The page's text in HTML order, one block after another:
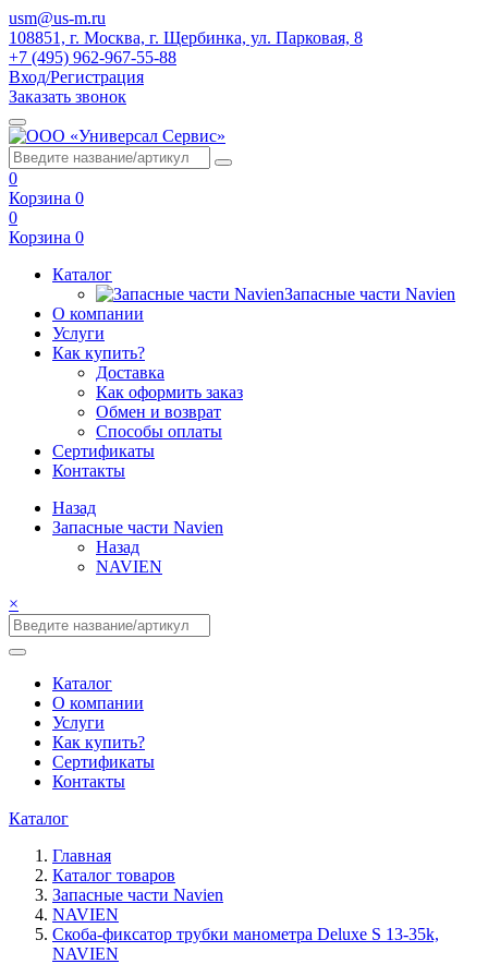
usm@us-m.ru
108851, г. Москва, г. Щербинка, ул. Парковая, 8
+7 (495) 962-967-55-88
Вход/Регистрация
Заказать звонок
0
Корзина 0
0
Корзина 0
Каталог
Запасные части Navien
О компании
Услуги
Как купить?
Доставка
Как оформить заказ
Обмен и возврат
Способы оплаты
Сертификаты
Контакты
Назад
Запасные части Navien
Назад
NAVIEN
×
Каталог
О компании
Услуги
Как купить?
Сертификаты
Контакты
Каталог
Главная
Каталог товаров
Запасные части Navien
NAVIEN
Скоба-фиксатор трубки манометра Deluxe S 13-35k,
NAVIEN